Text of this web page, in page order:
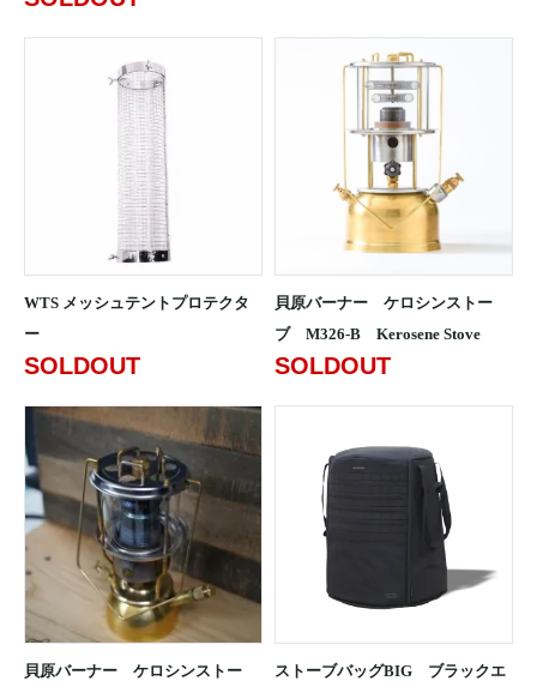
WTS メッシュテントプロテクタ
ー
SOLDOUT
貝原バーナー ケロシンストー
ブ M326-B Kerosene Stove
SOLDOUT
貝原バーナー ケロシンストー
ストーブバッグBIG ブラックエ